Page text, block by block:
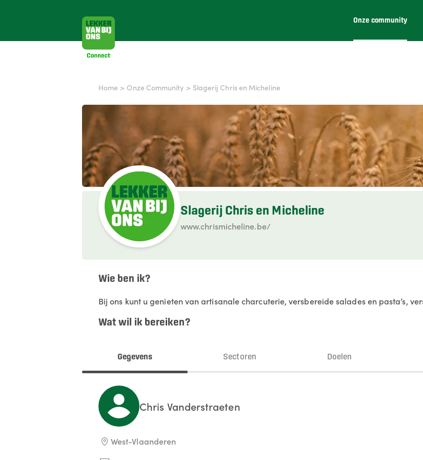
Onze community
Home > Onze Community > Slagerij Chris en Micheline
Slagerij Chris en Micheline
www.chrismicheline.be/
Wie ben ik?
Bij ons kunt u genieten van artisanale charcuterie, versbereide salades en pasta’s,
Wat wil ik bereiken?
Gegevens Sectoren Doelen
Chris Vanderstraeten
West-Vlaanderen